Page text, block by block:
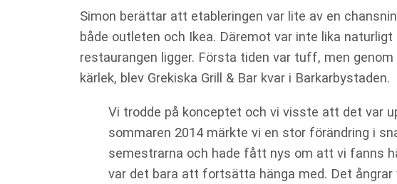
Simon berättar att etableringen var lite av en
både outleten och Ikea. Däremot var inte lika
restaurangen ligger. Första tiden var tuff, men
kärlek, blev Grekiska Grill & Bar kvar i Barkarbystaden.
Vi trodde på konceptet och vi visste att det var
sommaren 2014 märkte vi en stor förändring i
semestrarna och hade fått nys om att vi fanns
var det bara att fortsätta hänga med. Det ångrar